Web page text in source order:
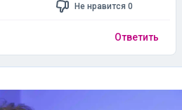
Не нравится 0
Ответить